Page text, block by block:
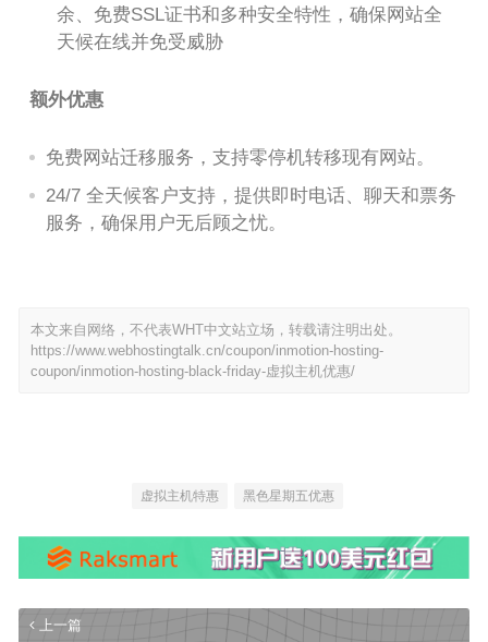
余、免费SSL证书和多种安全特性，确保网站全
天候在线并免受威胁
额外优惠
免费网站迁移服务，支持零停机转移现有网站。
24/7 全天候客户支持，提供即时电话、聊天和票务
服务，确保用户无后顾之忧。
本文来自网络，不代表WHT中文站立场，转载请注明出处。
https://www.webhostingtalk.cn/coupon/inmotion-hosting-
coupon/inmotion-hosting-black-friday-虚拟主机优惠/
虚拟主机特惠 黑色星期五优惠
上一篇